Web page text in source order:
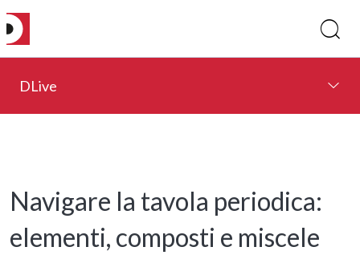
DLive
Navigare la tavola periodica:
elementi, composti e miscele